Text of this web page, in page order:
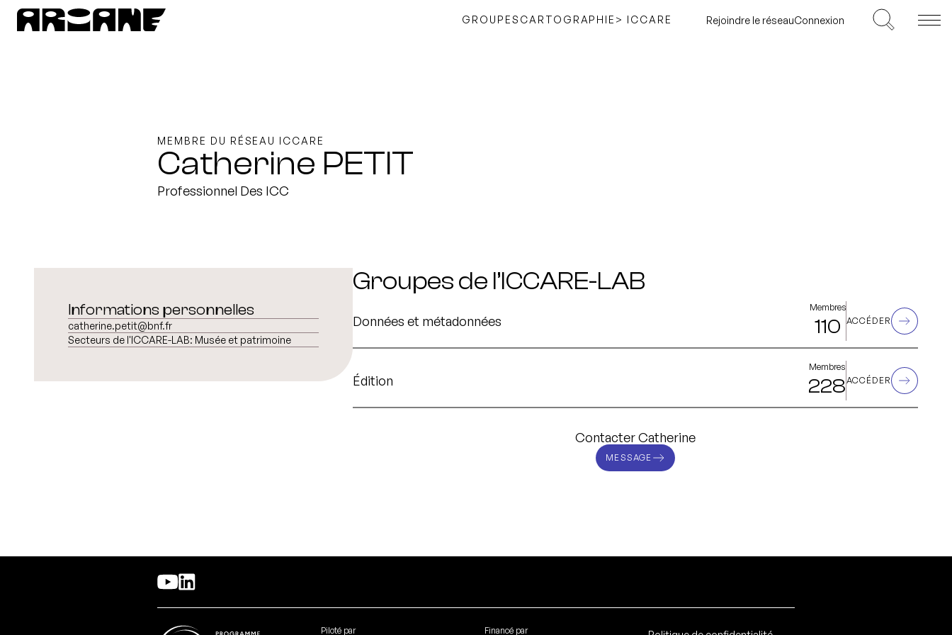
GROUPES CARTOGRAPHIE > ICCARE Rejoindre le réseauConnexion
MEMBRE DU RÉSEAU ICCARE
Catherine PETIT
Professionnel Des ICC
Informations personnelles
catherine.petit@bnf.fr
Secteurs de l'ICCARE-LAB: Musée et patrimoine
Groupes de l’ICCARE-LAB
Données et métadonnées
Membres
110 ACCÉDER
Édition
Membres
228ACCÉDER
Contacter Catherine
MESSAGE
Piloté par Financé par